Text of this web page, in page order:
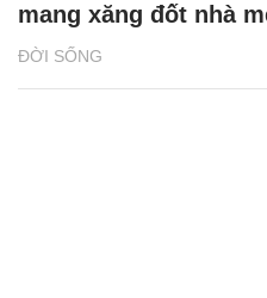
ĐỜI SỐNG
mang xăng đốt nhà